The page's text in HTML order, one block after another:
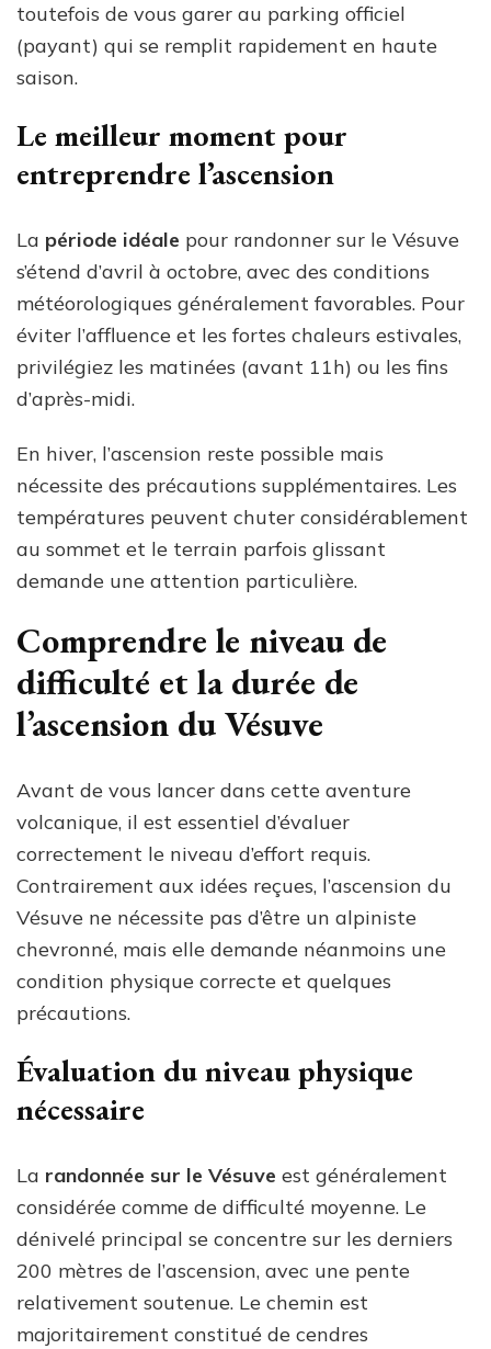
toutefois de vous garer au parking officiel
(payant) qui se remplit rapidement en haute
saison.
Le meilleur moment pour
entreprendre l’ascension
La période idéale pour randonner sur le Vésuve
s’étend d’avril à octobre, avec des conditions
météorologiques généralement favorables. Pour
éviter l’affluence et les fortes chaleurs estivales,
privilégiez les matinées (avant 11h) ou les fins
d’après-midi.
En hiver, l’ascension reste possible mais
nécessite des précautions supplémentaires. Les
températures peuvent chuter considérablement
au sommet et le terrain parfois glissant
demande une attention particulière.
Comprendre le niveau de
difficulté et la durée de
l’ascension du Vésuve
Avant de vous lancer dans cette aventure
volcanique, il est essentiel d’évaluer
correctement le niveau d’effort requis.
Contrairement aux idées reçues, l’ascension du
Vésuve ne nécessite pas d’être un alpiniste
chevronné, mais elle demande néanmoins une
condition physique correcte et quelques
précautions.
Évaluation du niveau physique
nécessaire
La randonnée sur le Vésuve est généralement
considérée comme de difficulté moyenne. Le
dénivelé principal se concentre sur les derniers
200 mètres de l’ascension, avec une pente
relativement soutenue. Le chemin est
majoritairement constitué de cendres